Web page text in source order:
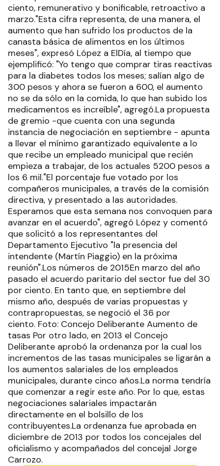
ciento, remunerativo y bonificable, retroactivo a
marzo."Esta cifra representa, de una manera, el
aumento que han sufrido los productos de la
canasta básica de alimentos en los últimos
meses", expresó López a ElDía, al tiempo que
ejemplificó: "Yo tengo que comprar tiras reactivas
para la diabetes todos los meses; salían algo de
300 pesos y ahora se fueron a 600, el aumento
no se da sólo en la comida, lo que han subido los
medicamentos es increíble", agregó.La propuesta
de gremio -que cuenta con una segunda
instancia de negociación en septiembre - apunta
a llevar el mínimo garantizado equivalente a lo
que recibe un empleado municipal que recién
empieza a trabajar, de los actuales 5200 pesos a
los 6 mil."El porcentaje fue votado por los
compañeros municipales, a través de la comisión
directiva, y presentado a las autoridades.
Esperamos que esta semana nos convoquen para
avanzar en el acuerdo", agregó López y comentó
que solicitó a los representantes del
Departamento Ejecutivo "la presencia del
intendente (Martín Piaggio) en la próxima
reunión".Los números de 2015En marzo del año
pasado el acuerdo paritario del sector fue del 30
por ciento. En tanto que, en septiembre del
mismo año, después de varias propuestas y
contrapropuestas, se negoció el 36 por
ciento. Foto: Concejo Deliberante Aumento de
tasas Por otro lado, en 2013 el Concejo
Deliberante aprobó la ordenanza por la cual los
incrementos de las tasas municipales se ligarán a
los aumentos salariales de los empleados
municipales, durante cinco años.La norma tendría
que comenzar a regir este año. Por lo que, estas
negociaciones salariales impactarán
directamente en el bolsillo de los
contribuyentes.La ordenanza fue aprobada en
diciembre de 2013 por todos los concejales del
oficialismo y acompañados del concejal Jorge
Carrozo.